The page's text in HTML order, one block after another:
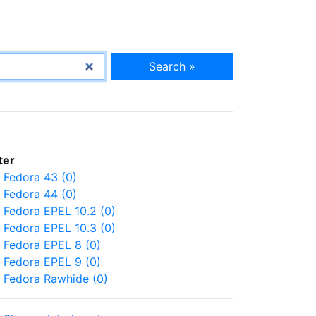
Search »
Fedora 43 (0)
Fedora 44 (0)
Fedora EPEL 10.2 (0)
Fedora EPEL 10.3 (0)
Fedora EPEL 8 (0)
Fedora EPEL 9 (0)
Fedora Rawhide (0)